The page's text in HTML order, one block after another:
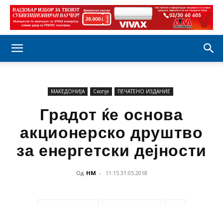
МАКЕДОНИЈА Скопје ПЕЧАТЕНО ИЗДАНИЕ
Градот ќе основа
акционерско друштво
за енергетски дејности
Од НМ - 11:15 31.05.2018